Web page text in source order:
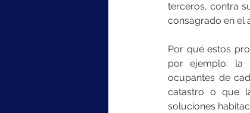
terceros, contra
consagrado en el
Por qué estos
por ejemplo: la
ocupantes de
catastro o que
soluciones